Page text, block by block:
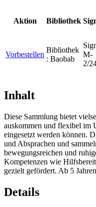
Aktion Bibliothek
Vorbestellen
Bibliothek
: Baobab
M-
2/
Inhalt
Diese Sammlung bietet
auskommen und flexibel im
eingesetzt werden können.
und Absprachen und
bewegungsreichen und
Kompetenzen wie
gezielt gefördert. Ab 5 Jahren
Details